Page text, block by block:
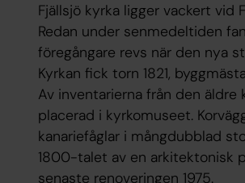
Fjällsjö kyrka ligger vackert vid
Redan under senmedeltiden
föregångare revs när den nya
Kyrkan fick torn 1821,
Av inventarierna från den
placerad i kyrkomuseet.
kanariefåglar i mångdubblad
1800-talet av en arkitektonisk
senaste renoveringen 1975.